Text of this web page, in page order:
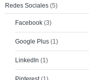
Redes Sociales (5)
Facebook (3)
Google Plus (1)
LinkedIn (1)